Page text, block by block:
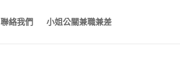
聯絡我們 小姐公關兼職兼差